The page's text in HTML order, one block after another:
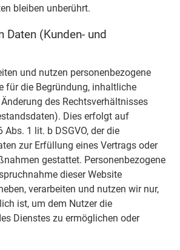
bleiben unberührt.
Daten (Kunden- und
und nutzen personenbezogene
für die Begründung, inhaltliche
des Rechtsverhältnisses
Dies erfolgt auf
Abs. 1 lit. b DSGVO, der die
zur Erfüllung eines Vertrags oder
gestattet. Personenbezogene
dieser Website
verarbeiten und nutzen wir nur,
ist, um dem Nutzer die
Dienstes zu ermöglichen oder